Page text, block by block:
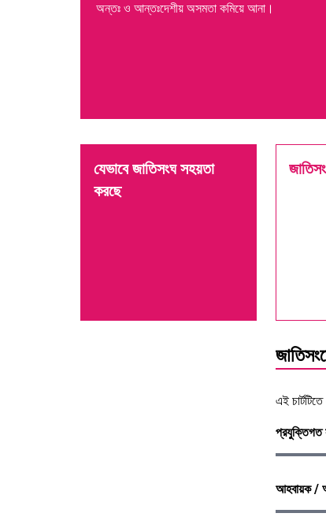
অন্তঃ ও আন্তঃদেশীয় অসমতা কমিয়ে আনা।
যেভাবে জাতিসংঘ সহয়তা
করছে
এই
প্রযুক্তিগত
আহবায়ক /